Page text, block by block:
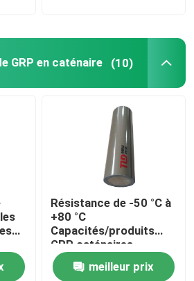
GRP en caténaire (10)
Résistance de -50 °C à
+80 °C
Capacités/produits
GRP caténaires
durables
meilleur prix